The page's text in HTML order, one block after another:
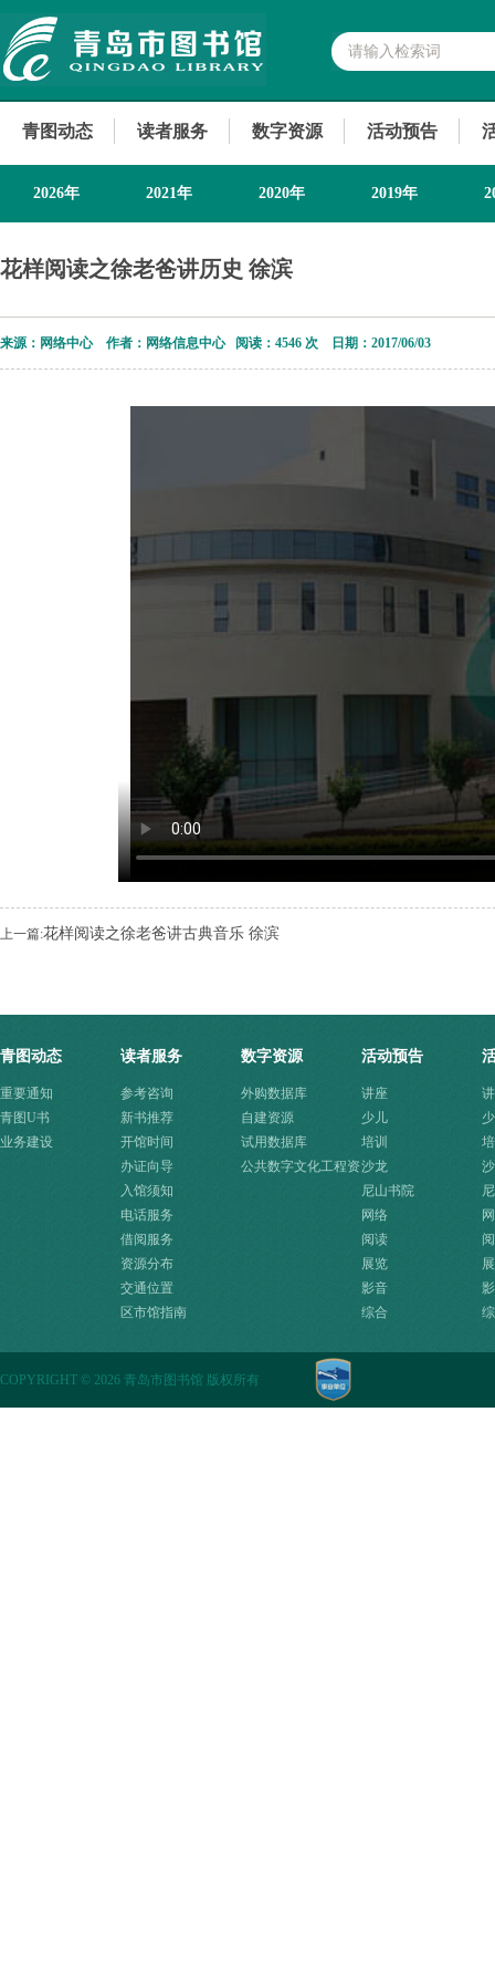
青图动态 读者服务 数字资源 活动预告
2026年 2021年 2020年 2019年
花样阅读之徐老爸讲历史 徐滨
来源：网络中心 作者：网络信息中心 阅读： 4546 次 日期：2017/06/03
上一篇:花样阅读之徐老爸讲古典音乐 徐滨
青图动态
重要通知
青图U书
业务建设
读者服务
参考咨询
新书推荐
开馆时间
办证向导
入馆须知
电话服务
借阅服务
资源分布
交通位置
区市馆指南
数字资源
外购数据库
自建资源
试用数据库
公共数字文化工程资
活动预告
讲座
少儿
培训
沙龙
尼山书院
网络
阅读
展览
影音
综合
COPYRIGHT © 2026 青岛市图书馆 版权所有